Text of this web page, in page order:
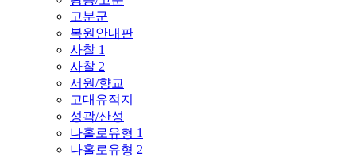
고분군
복원안내판
사찰 1
사찰 2
서원/향교
고대유적지
성곽/산성
나홀로유형 1
나홀로유형 2